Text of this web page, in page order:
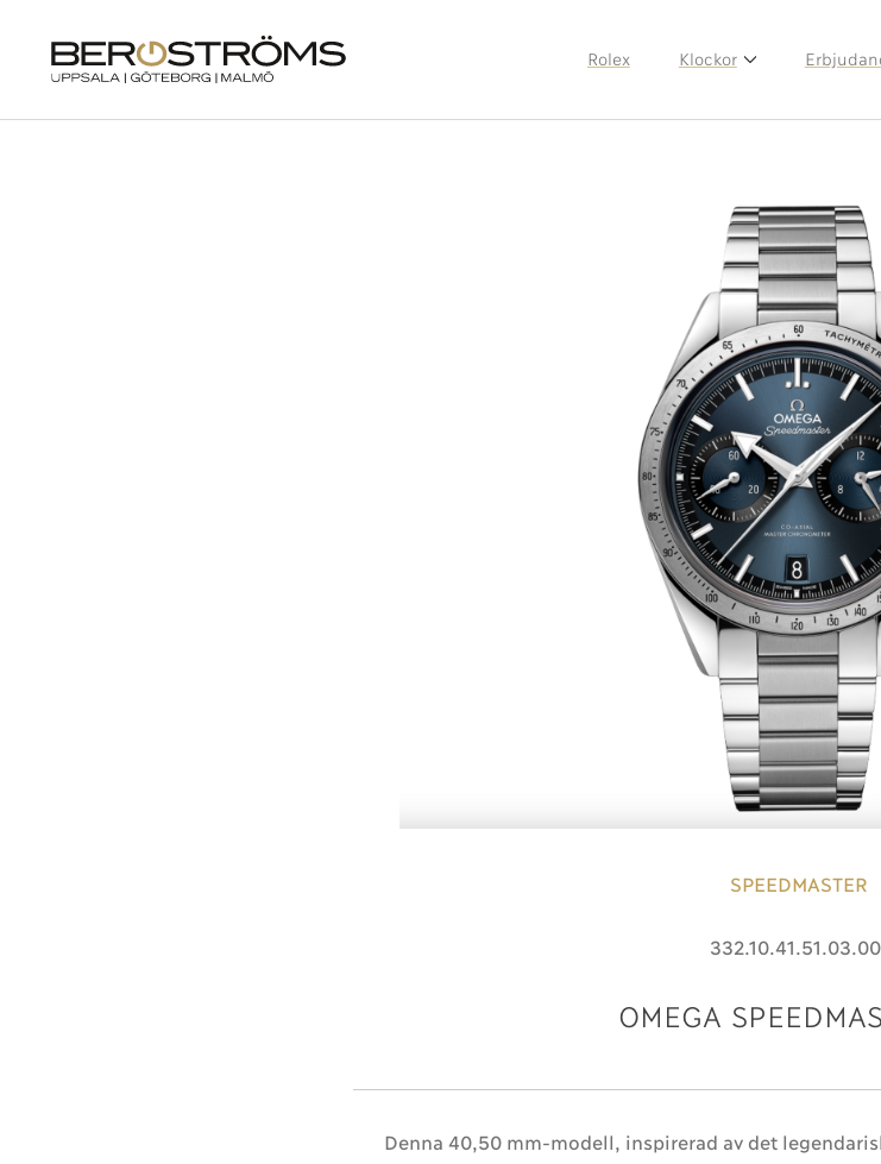
Rolex Klockor
SPEEDMASTER
OMEGA
Denna 40,50 mm-modell, inspirerad av det